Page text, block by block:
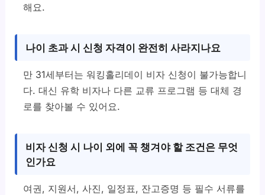
해요.
나이 초과 시 신청 자격이 완전히 사라지나요
만 31세부터는 워킹홀리데이 비자 신청이 불가능합니
다. 대신 유학 비자나 다른 교류 프로그램 등 대체 경
로를 찾아볼 수 있어요.
비자 신청 시 나이 외에 꼭 챙겨야 할 조건은 무엇
인가요
여권, 지원서, 사진, 일정표, 잔고증명 등 필수 서류를